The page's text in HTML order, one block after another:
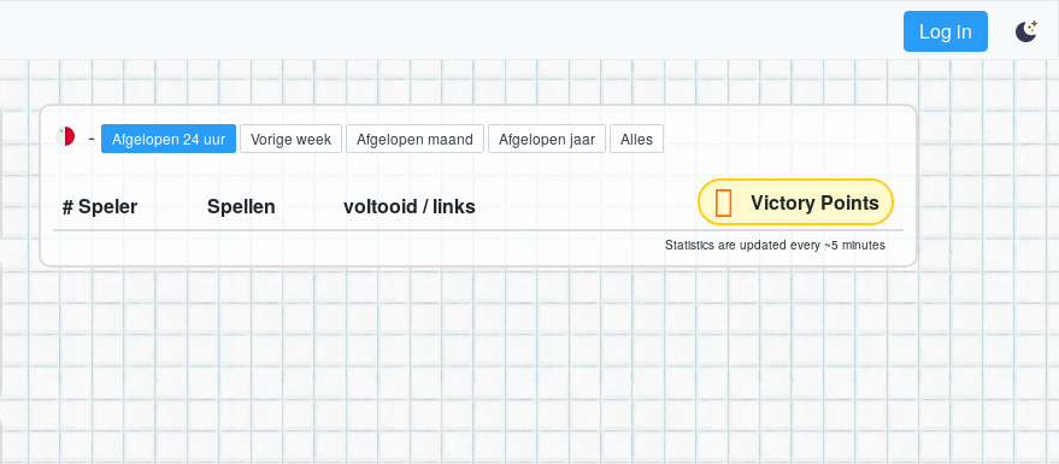
Log in
- Afgelopen 24 uur Vorige week Afgelopen maand Afgelopen jaar Alles
# Speler Spellen voltooid / links Victory Points
Statistics are updated every ~5 minutes